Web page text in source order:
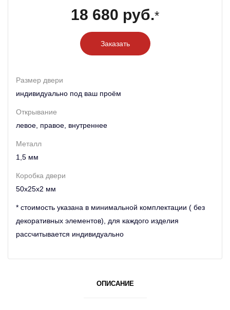
18 680 руб.*
Заказать
Размер двери
индивидуально под ваш проём
Открывание
левое, правое, внутреннее
Металл
1,5 мм
Коробка двери
50х25х2 мм
* стоимость указана в минимальной комплектации ( без
декоративных элементов), для каждого изделия
рассчитывается индивидуально
ОПИСАНИЕ